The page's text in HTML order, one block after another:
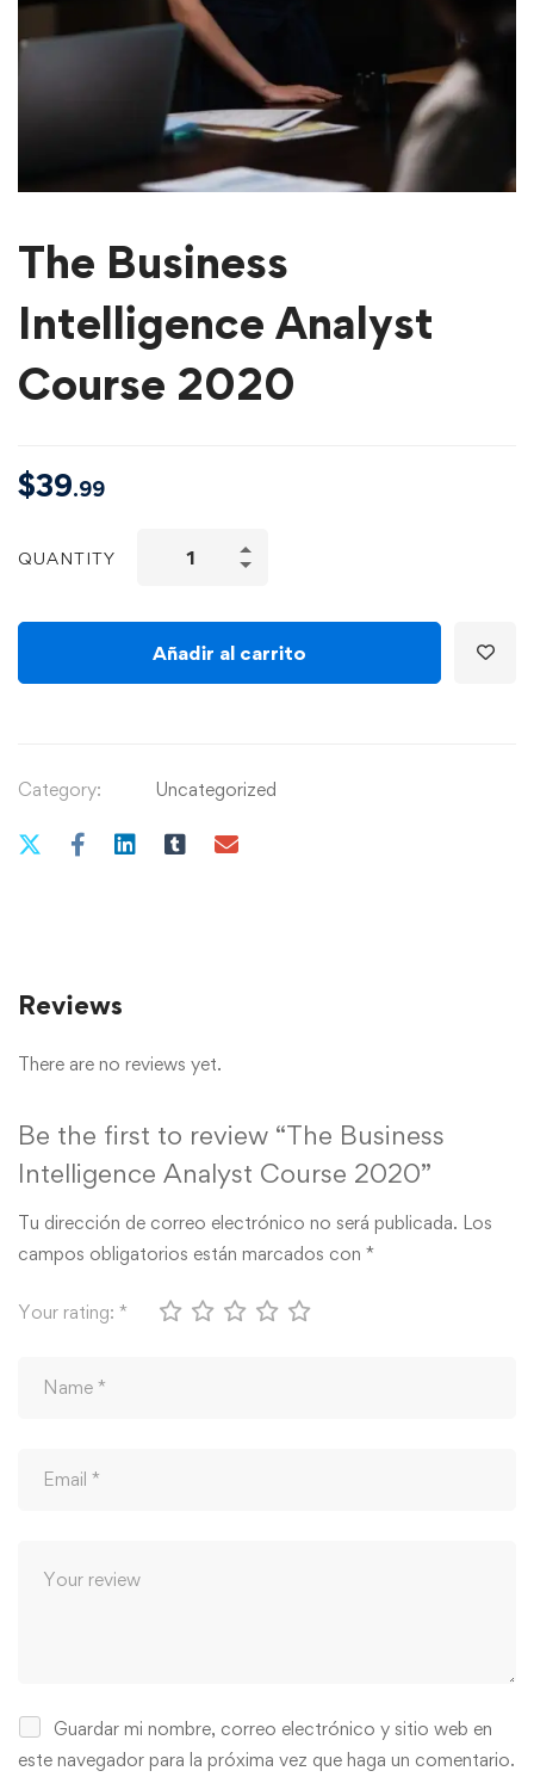
The Business
Intelligence Analyst
Course 2020
$39.99
QUANTITY
Añadir al carrito
Category: Uncategorized
Reviews
There are no reviews yet.
Be the first to review “The Business
Intelligence Analyst Course 2020”
Tu dirección de correo electrónico no será publicada. Los
campos obligatorios están marcados con *
Your rating: *
Guardar mi nombre, correo electrónico y sitio web en
este navegador para la próxima vez que haga un comentario.